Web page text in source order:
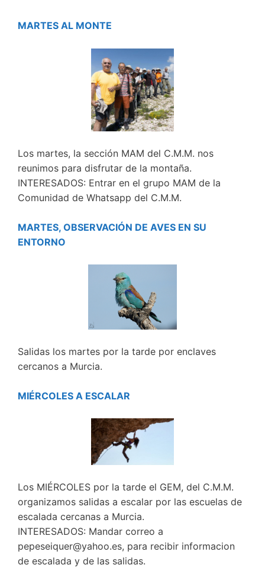
MARTES AL MONTE
Los martes, la sección MAM del C.M.M. nos
reunimos para disfrutar de la montaña.
INTERESADOS: Entrar en el grupo MAM de la
Comunidad de Whatsapp del C.M.M.
MARTES, OBSERVACIÓN DE AVES EN SU
ENTORNO
Salidas los martes por la tarde por enclaves
cercanos a Murcia.
MIÉRCOLES A ESCALAR
Los MIÉRCOLES por la tarde el GEM, del C.M.M.
organizamos salidas a escalar por las escuelas de
escalada cercanas a Murcia.
INTERESADOS: Mandar correo a
pepeseiquer@yahoo.es, para recibir informacion
de escalada y de las salidas.